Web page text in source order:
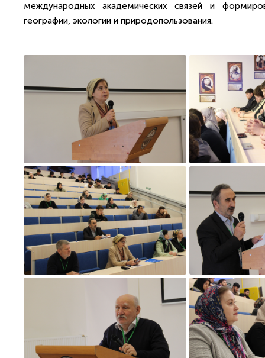
международных академических связей и
географии, экологии и природопользования.